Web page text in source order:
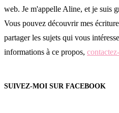
web. Je m'appelle Aline, et je suis
Vous pouvez découvrir mes
partager les sujets qui vous
informations à ce propos,
SUIVEZ-MOI SUR FACEBOOK